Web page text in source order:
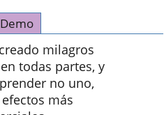
milagros
todas partes, y
no uno,
más